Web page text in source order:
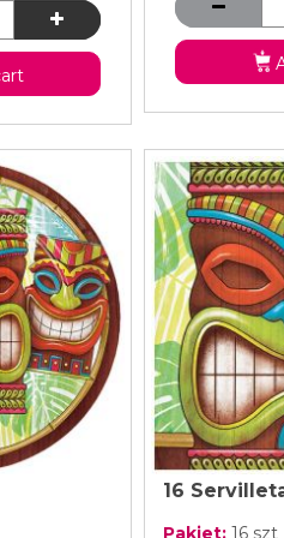
la temática real a una
se complica.
ofrecemos gran variedad de
porque tenemos una gran
una fiesta temática hawaiana
para tu fiesta, ya sea
garantía de que llegará tal y
trabajo que hemos hecho
de artículos de
decoración hasta los
16
Pakiet: 16 szt